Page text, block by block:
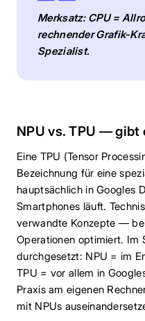
Merksatz: CPU =
rechnender Grafik-
Spezialist.
NPU vs. TPU —
Eine TPU (Tensor
Bezeichnung für eine
hauptsächlich in Googles
Smartphones läuft.
verwandte Konzepte —
Operationen optimiert. Im
durchgesetzt: NPU = im
TPU = vor allem in
Praxis am eigenen
mit NPUs